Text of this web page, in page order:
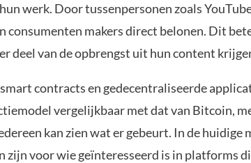
werk. Door tussenpersonen zoals
consumenten makers direct belonen. Dit
deel van de opbrengst uit hun content
contracts en gedecentraliseerde
vergelijkbaar met dat van Bitcoin,
kan zien wat er gebeurt. In de huidige
zijn voor wie geïnteresseerd is in platforms